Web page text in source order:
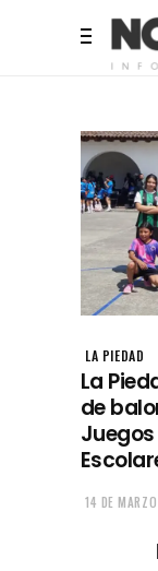
LA PIEDAD
La
de
14 DE